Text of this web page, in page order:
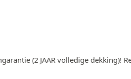
(2 JAAR volledige dekking)!